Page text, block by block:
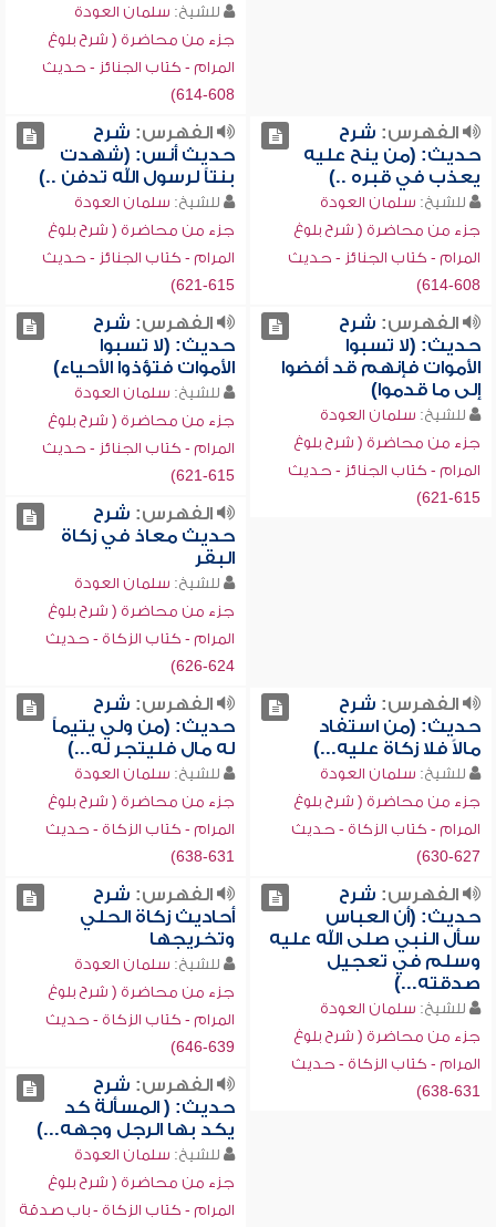
للشيخ: سلمان العودة
جزء من محاضرة ( شرح بلوغ
المرام - كتاب الجنائز - حديث
608-614)
الفهرس: شرح
حديث: (من ينح عليه
يعذب في قبره ..)
للشيخ: سلمان العودة
جزء من محاضرة ( شرح بلوغ
المرام - كتاب الجنائز - حديث
608-614)
الفهرس: شرح
حديث أنس: (شهدت
بنتاً لرسول الله تدفن ..)
للشيخ: سلمان العودة
جزء من محاضرة ( شرح بلوغ
المرام - كتاب الجنائز - حديث
615-621)
الفهرس: شرح
حديث: (لا تسبوا
الأموات فإنهم قد أفضوا
إلى ما قدموا)
للشيخ: سلمان العودة
جزء من محاضرة ( شرح بلوغ
المرام - كتاب الجنائز - حديث
615-621)
الفهرس: شرح
حديث: (لا تسبوا
الأموات فتؤذوا الأحياء)
للشيخ: سلمان العودة
جزء من محاضرة ( شرح بلوغ
المرام - كتاب الجنائز - حديث
615-621)
الفهرس: شرح
حديث معاذ في زكاة
البقر
للشيخ: سلمان العودة
جزء من محاضرة ( شرح بلوغ
المرام - كتاب الزكاة - حديث
624-626)
الفهرس: شرح
حديث: (من استفاد
مالاً فلا زكاة عليه...)
للشيخ: سلمان العودة
جزء من محاضرة ( شرح بلوغ
المرام - كتاب الزكاة - حديث
627-630)
الفهرس: شرح
حديث: (من ولي يتيماً
له مال فليتجر له...)
للشيخ: سلمان العودة
جزء من محاضرة ( شرح بلوغ
المرام - كتاب الزكاة - حديث
631-638)
الفهرس: شرح
حديث: (أن العباس
سأل النبي صلى الله عليه
وسلم في تعجيل
صدقته...)
للشيخ: سلمان العودة
جزء من محاضرة ( شرح بلوغ
المرام - كتاب الزكاة - حديث
631-638)
الفهرس: شرح
أحاديث زكاة الحلي
وتخريجها
للشيخ: سلمان العودة
جزء من محاضرة ( شرح بلوغ
المرام - كتاب الزكاة - حديث
639-646)
الفهرس: شرح
حديث: ( المسألة كد
يكد بها الرجل وجهه...)
للشيخ: سلمان العودة
جزء من محاضرة ( شرح بلوغ
المرام - كتاب الزكاة - باب صدقة